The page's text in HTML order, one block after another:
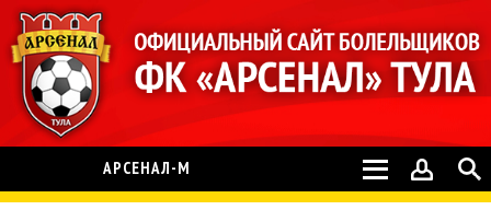
АРСЕНАЛ-М